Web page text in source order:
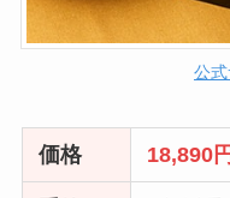
公
価格 18,890円